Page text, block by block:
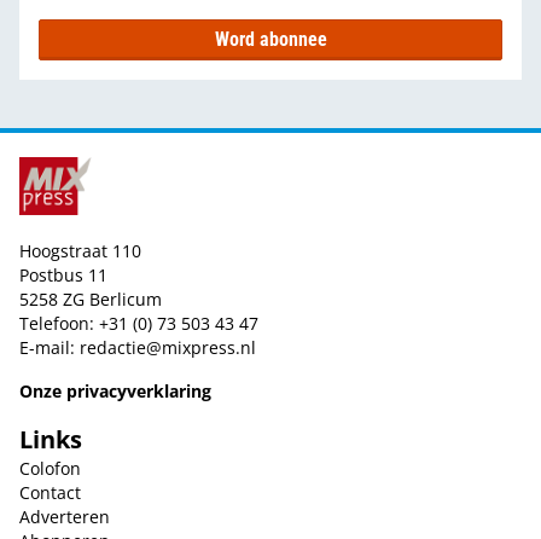
Word abonnee
Hoogstraat 110
Postbus 11
5258 ZG Berlicum
Telefoon: +31 (0) 73 503 43 47
E-mail: redactie@mixpress.nl
Onze privacyverklaring
Links
Colofon
Contact
Adverteren